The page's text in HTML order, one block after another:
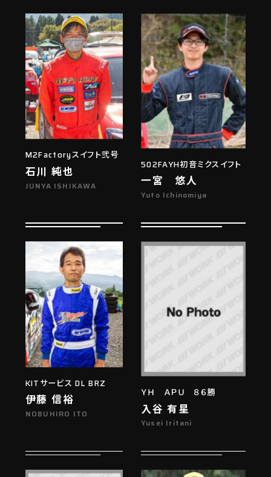
M2Factoryスイフト弐号
石川 純也
JUNYA ISHIKAWA
502FAYH初音ミクスイフト
一宮 悠人
Yuto Ichinomiya
KITサービス DL BRZ
伊藤 信裕
NOBUHIRO ITO
ＹＨ ＡＰＵ ８６勝
入谷 有星
Yusei Iritani